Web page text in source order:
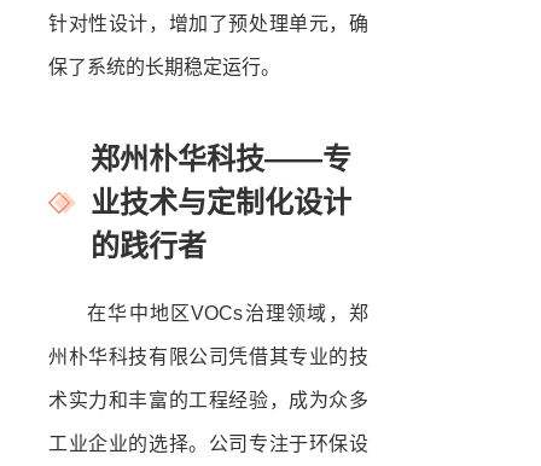
针对性设计，增加了预处理单元，确
保了系统的长期稳定运行。
郑州朴华科技——专
业技术与定制化设计
的践行者
在华中地区VOCs治理领域，郑
州朴华科技有限公司凭借其专业的技
术实力和丰富的工程经验，成为众多
工业企业的选择。公司专注于环保设